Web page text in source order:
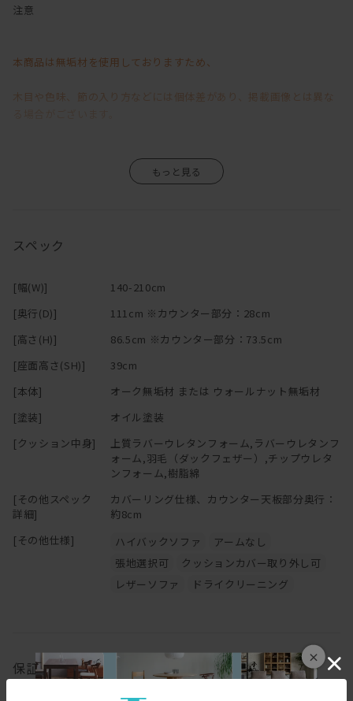
×
コンパクトな見かけ以上に大変使い勝手が良いです。
良質な素材を的確に使用することで薄さの中に、
チップウレタンをベースに
背には、ラバーウレタンをダックフェザーで挟み込んでいるため、
クッションの型崩れや枠当たり感を防ぎます。
小さいお子様やペットがいるご家庭で重宝するカバーリング仕様。
可能です。
す。）
また、模様替えや季節の変わり目、気分転換に色を変えて
ます。
パッと明るくナチュラルな雰囲気に仕上げたい方にはオーク、
落ち着きと高級感をプラスしたい方にはウォールナットがおすすめ
替カバーの販売もございます。ご希望の方は、お気軽にお問い合わ
せください。
ーーーーーーーーーーーーーーーーーーーーーーーーーー
「 心地よい緊張感漂うミニマルな造形を 素材感たっぷりに 」
製品毎に細部まで考え抜かれた設計、木目の美しさや手触り感に
大きな影響を与える丁寧な研磨、伝統工法を用いた組み立て、
注意
本商品は無垢材を使用しておりますため、
木目や色味、節の入り方などには個体差があり、掲載画像とは異な
そのため、「イメージと異なる」といった理由による返品・交換は
と幸いです。
※「節少なめ」のご注文につきましては、別途お見積りにて承って
おります。
スペック
[幅(W)]
140-210cm
[奥行(D)]
111cm ※カウンター部分：28cm
[高さ(H)]
86.5cm ※カウンター部分：73.5cm
[座面高さ(SH)]
39cm
[本体]
オーク無垢材 または ウォールナット無垢材
[塗装]
オイル塗装
[クッション中身]
上質ラバーウレタンフォーム,ラバーウレタンフ
ォーム,羽毛（ダックフェザー）,チップウレタ
ンフォーム,樹脂綿
[その他スペック
詳細]
カバーリング仕様、カウンター天板部分奥行：
約8cm
[その他仕様]
ハイバックソファ
アームなし
張地選択可
クッションカバー取り外し可
レザーソファ
ドライクリーニング
保証